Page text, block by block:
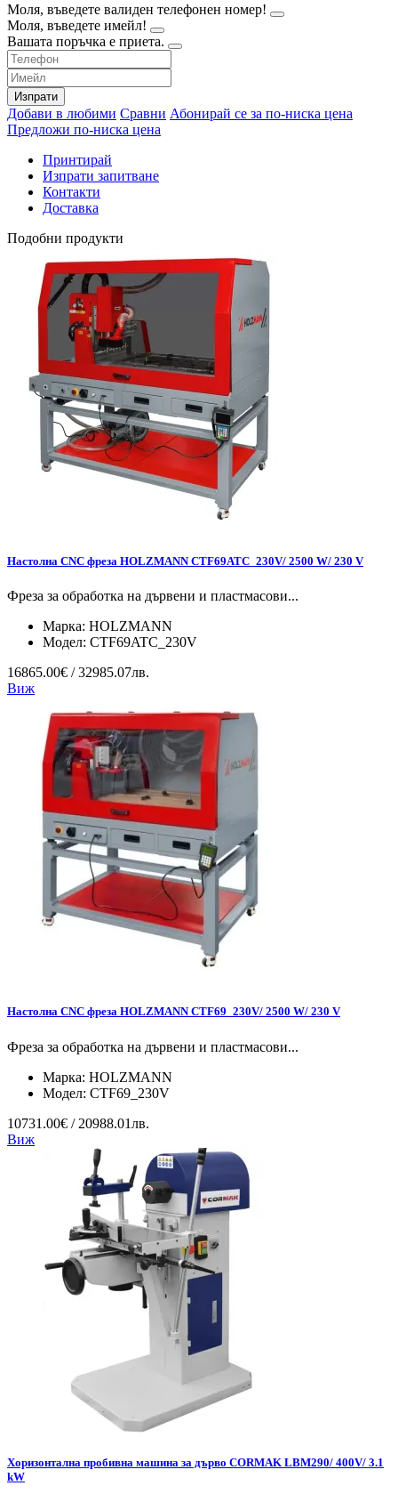
Моля, въведете валиден телефонен номер!
Моля, въведете имейл!
Вашата поръчка е приета.
Изпрати
Добави в любими Сравни Абонирай се за по-ниска цена
Предложи по-ниска цена
Принтирай
Изпрати запитване
Контакти
Доставка
Подобни продукти
Настолна CNC фреза HOLZMANN CTF69ATC_230V/ 2500 W/ 230 V
Фреза за обработка на дървени и пластмасови...
Марка: HOLZMANN
Модел: CTF69ATC_230V
16865.00€ / 32985.07лв.
Виж
Настолна CNC фреза HOLZMANN CTF69_230V/ 2500 W/ 230 V
Фреза за обработка на дървени и пластмасови...
Марка: HOLZMANN
Модел: CTF69_230V
10731.00€ / 20988.01лв.
Виж
Хоризонтална пробивна машина за дърво CORMAK LBM290/ 400V/ 3.1
kW